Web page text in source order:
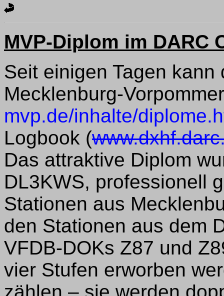
MVP-Diplom im DARC
Seit einigen Tagen
Mecklenburg-
mvp.de/inhalte/
Logbook (
Das attraktive Diplom
DL3KWS, professionell
Stationen aus
den Stationen aus dem
VFDB-DOKs Z87 und
vier Stufen erworben